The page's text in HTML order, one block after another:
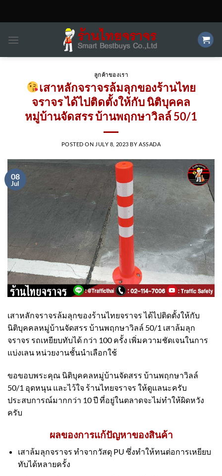
ลูกค้าของเรา
เสาหลักจราจรล้มลุกของร้านไทย
จราจร ได้ไปติดตั้ง​ให้กับ นิติบุคคล
หมู่บ้านจัดสรร บ้านพฤกษาวิลล์ 50/1
POSTED ON JULY 8, 2023 BY ASSADA
08
Jul
เสาหลักจราจรล้มลุกของร้านไทยจราจร ได้ไปติดตั้งให้กับ
นิติบุคคลหมู่บ้านจัดสรร บ้านพฤกษาวิลล์ 50/1 เสาล้มลุก
จราจร รถเหยียบทับได้ กว่า 100 ครั้ง เพิ่มความชัดเจนในการ
แบ่งเลน หน่วยงานชั้นนำเลือกใช้
ขอขอบพระคุณ นิติบุคคลหมู่บ้านจัดสรร บ้านพฤกษาวิลล์
50/1 อุดหนุน และไว้ใจ ร้านไทยจราจร ให้ดูแลนะครับ
ประสบการณ์มากกว่า 10 ปี ที่อยู่ในตลาดจะไม่ทำให้ผิดหวัง
ครับ
ผลของการแก้ปัญหาของสินค้า
เสาล้มลุกจราจร ทำจากวัสดุ PU ซึ่งทำให้ทนต่อการเหยียบ
ทับได้หลายครั้ง